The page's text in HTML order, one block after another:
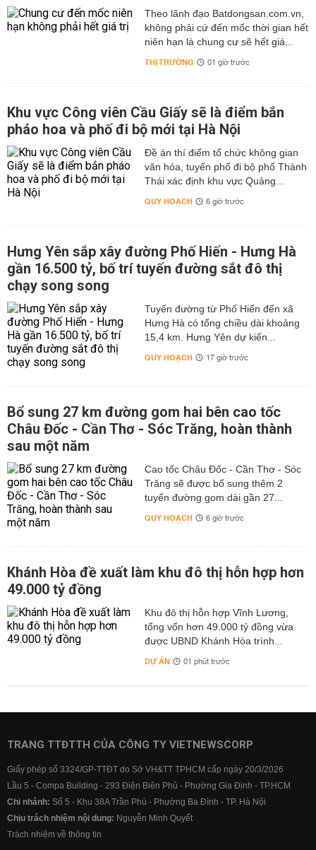
Theo lãnh đạo Batdongsan.com.vn,
không phải cứ đến mốc thời gian hết
niên hạn là chung cư sẽ hết giá...
THỊ TRƯỜNG 01 giờ trước
Khu vực Công viên Cầu Giấy sẽ là điểm bắn
pháo hoa và phố đi bộ mới tại Hà Nội
Đề án thí điểm tổ chức không gian
văn hóa, tuyến phố đi bộ phố Thành
Thái xác định khu vực Quảng...
QUY HOẠCH 6 giờ trước
Hưng Yên sắp xây đường Phố Hiến - Hưng Hà
gần 16.500 tỷ, bố trí tuyến đường sắt đô thị
chạy song song
Tuyến đường từ Phố Hiến đến xã
Hưng Hà có tổng chiều dài khoảng
15,4 km. Hưng Yên dự kiến...
QUY HOẠCH 17 giờ trước
Bổ sung 27 km đường gom hai bên cao tốc
Châu Đốc - Cần Thơ - Sóc Trăng, hoàn thành
sau một năm
Cao tốc Châu Đốc - Cần Thơ - Sóc
Trăng sẽ được bổ sung thêm 2
tuyến đường gom dài gần 27...
QUY HOẠCH 6 giờ trước
Khánh Hòa đề xuất làm khu đô thị hỗn hợp hơn
49.000 tỷ đồng
Khu đô thị hỗn hợp Vĩnh Lương,
tổng vốn hơn 49.000 tỷ đồng vừa
được UBND Khánh Hòa trình...
DỰ ÁN 01 phút trước
TRANG TTĐTTH CỦA CÔNG TY VIETNEWSCORP
Giấy phép số 3324/GP-TTĐT do Sở VH&TT TPHCM cấp ngày 20/3/2026
Lầu 5 - Compa Building - 293 Điện Biên Phủ - Phường Gia Định - TP.HCM
Chi nhánh: Số 5 - Khu 38A Trần Phú - Phường Ba Đình - TP. Hà Nội
Chịu trách nhiệm nội dung: Nguyễn Minh Quyết
Trách nhiệm về thông tin